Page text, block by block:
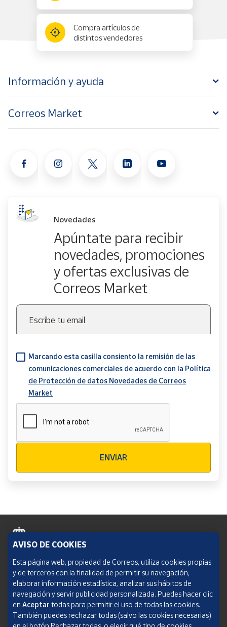
Compra artículos de
distintos vendedores
Información y ayuda
Correos Market
Novedades
Apúntate para recibir
novedades, promociones
y ofertas exclusivas de
Correos Market
Escribe tu email
Marcando esta casilla consiento la remisión de las
comunicaciones comerciales de acuerdo con la Política
de Protección de datos Novedades de Correos
Market
ENVIAR
Política de cookies
Aviso legal
Condiciones del servicio
Política de Privacidad Web
AVISO DE COOKIES
Esta página web, propiedad de Correos, utiliza cookies propias
y de terceros con la finalidad de permitir su navegación,
elaborar información estadística, analizar sus hábitos de
navegación y servir publicidad personalizada. Puedes hacer clic
en Aceptar todas para permitir el uso de todas las cookies.
También puedes rechazar todas (salvo las cookies necesarias)